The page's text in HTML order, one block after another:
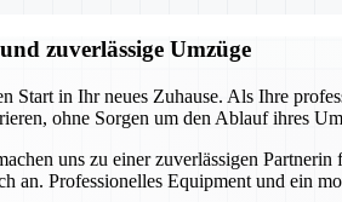
zuverlässige Umzüge
Start in Ihr neues Zuhause. Als Ihre
ohne Sorgen um den Ablauf ihres
uns zu einer zuverlässigen
an. Professionelles Equipment und ein